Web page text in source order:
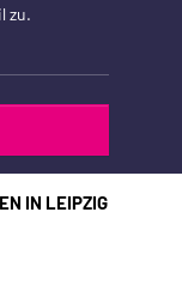
zu.
IN LEIPZIG